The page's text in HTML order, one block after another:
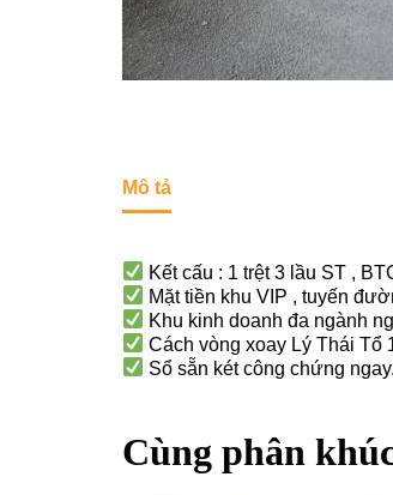
Mô tả
Kết cấu : 1 trệt 3 lầu ST ,
Mặt tiền khu VIP , tuyến
Khu kinh doanh đa ngành
Cách vòng xoay Lý Thái Tổ
Sổ sẵn két công chứng ngay.
Cùng phân